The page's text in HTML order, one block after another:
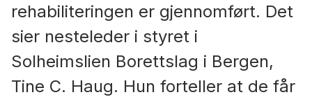
rehabiliteringen er gjennomført. Det
sier nesteleder i styret i
Solheimslien Borettslag i Bergen,
Tine C. Haug. Hun forteller at de får